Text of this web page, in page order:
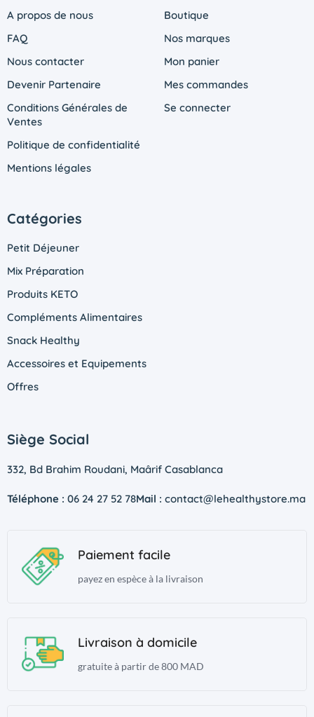
A propos de nous
FAQ
Nous contacter
Devenir Partenaire
Conditions Générales de
Ventes
Politique de confidentialité
Mentions légales
Boutique
Nos marques
Mon panier
Mes commandes
Se connecter
Catégories
Petit Déjeuner
Mix Préparation
Produits KETO
Compléments Alimentaires
Snack Healthy
Accessoires et Equipements
Offres
Siège Social
332, Bd Brahim Roudani, Maârif Casablanca
Téléphone : 06 24 27 52 78Mail : contact@lehealthystore.ma
Paiement facile
payez en espèce à la livraison
Livraison à domicile
gratuite à partir de 800 MAD